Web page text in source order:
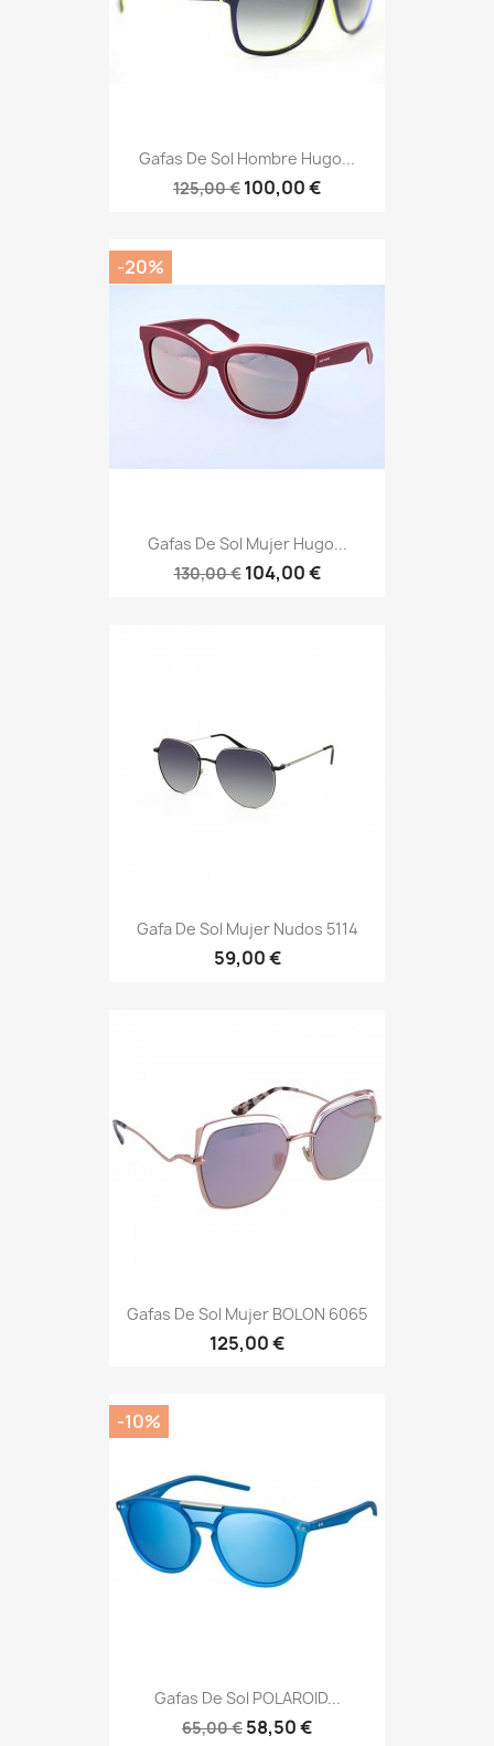
Gafas De Sol Hombre Hugo...
125,00 € 100,00 €
Gafas De Sol Mujer Hugo...
130,00 € 104,00 €
-20%
Gafa De Sol Mujer Nudos 5114
59,00 €
Gafas De Sol Mujer BOLON 6065
125,00 €
Gafas De Sol POLAROID...
65,00 € 58,50 €
-10%